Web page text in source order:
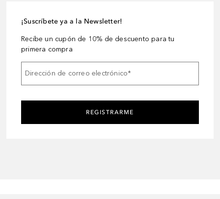
¡Suscríbete ya a la Newsletter!
Recibe un cupón de 10% de descuento para tu
primera compra
Dirección de correo electrónico*
REGISTRARME